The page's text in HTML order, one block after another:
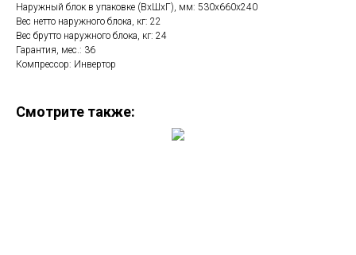
Наружный блок в упаковке (ВхШхГ), мм: 530х660х240
Вес нетто наружного блока, кг: 22
Вес брутто наружного блока, кг: 24
Гарантия, мес.: 36
Компрессор: Инвертор
Смотрите также: